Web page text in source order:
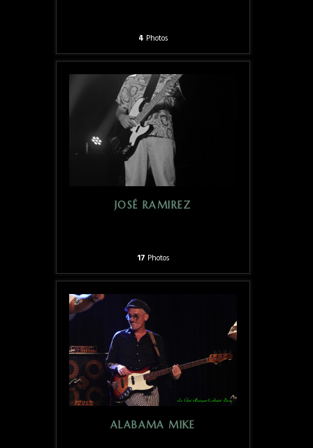
4 Photos
JOSÉ RAMIREZ
17 Photos
ALABAMA MIKE